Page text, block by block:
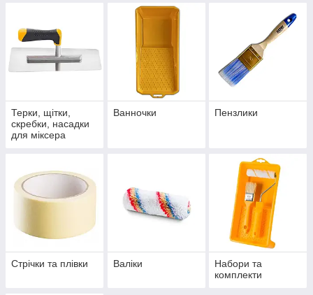
Терки, щітки,
скребки, насадки
для міксера
Ванночки Пензлики
Стрічки та плівки Валіки
Набори та
комплекти